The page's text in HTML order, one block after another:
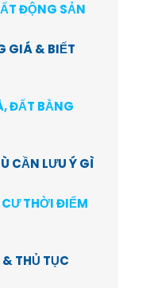
ĐỘNG SẢN
GIÁ & BIẾT
ĐẤT BẰNG
CẦN LƯU Ý GÌ
THỜI ĐIỂM
THỦ TỤC